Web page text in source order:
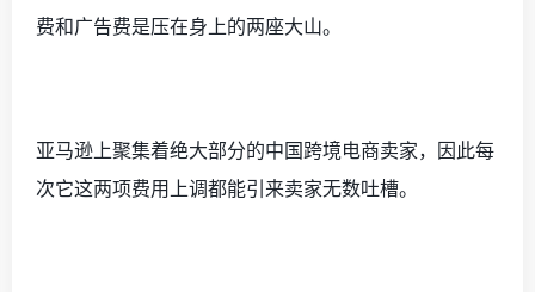
费和广告费是压在身上的两座大山。
亚马逊上聚集着绝大部分的中国跨境电商卖家，因此每
次它这两项费用上调都能引来卖家无数吐槽。